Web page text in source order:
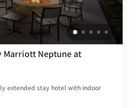
Marriott Neptune at
extended stay hotel with indoor